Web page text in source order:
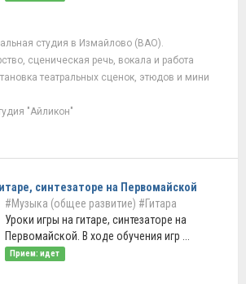
студия в Измайлово (ВАО).
сценическая речь, вокала и работа
театральных сценок, этюдов и мини
"Айликон"
синтезаторе на Первомайской
#Музыка (общее развитие) #Гитара
Уроки игры на гитаре, синтезаторе на
Первомайской. В ходе обучения игр ...
Прием: идет